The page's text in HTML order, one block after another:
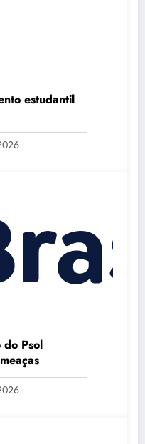
estudantil
do Psol